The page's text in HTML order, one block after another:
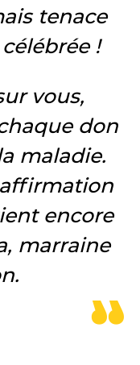
tenace
!
vous,
don
maladie.
encore
marraine